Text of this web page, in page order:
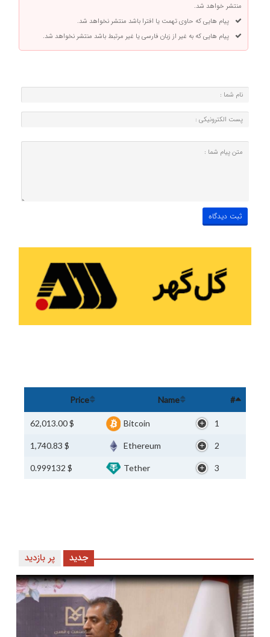
منتشر خواهد شد.
پیام هایی که حاوی تهمت یا افترا باشد منتشر نخواهد شد.
پیام هایی که به غیر از زبان فارسی یا غیر مرتبط باشد منتشر نخواهد شد.
#
Name
Price
1
Bitcoin
$ 62,013.00
2
Ethereum
$ 1,740.83
3
Tether
$ 0.999132
پر بازدید جدید